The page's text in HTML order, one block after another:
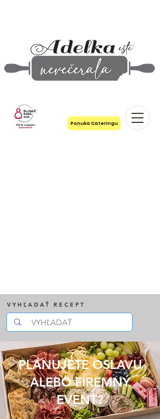
Ponuka Cateringu
VYHĽADAŤ RECEPT
PLÁNUJETE OSLAVU
ALEBO FIREMNÝ
EVENT?